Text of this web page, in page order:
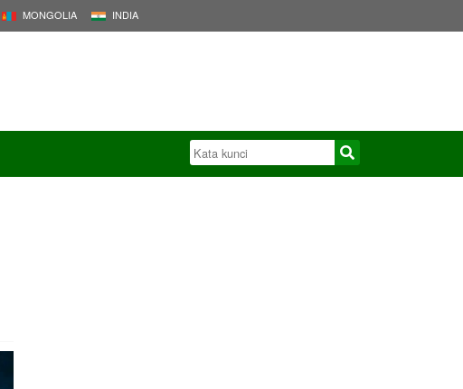
MONGOLIA INDIA